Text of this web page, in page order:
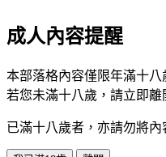
成人內容提醒
本部落格內容僅限年滿十八
若您未滿十八歲，請立即離
已滿十八歲者，亦請勿將內